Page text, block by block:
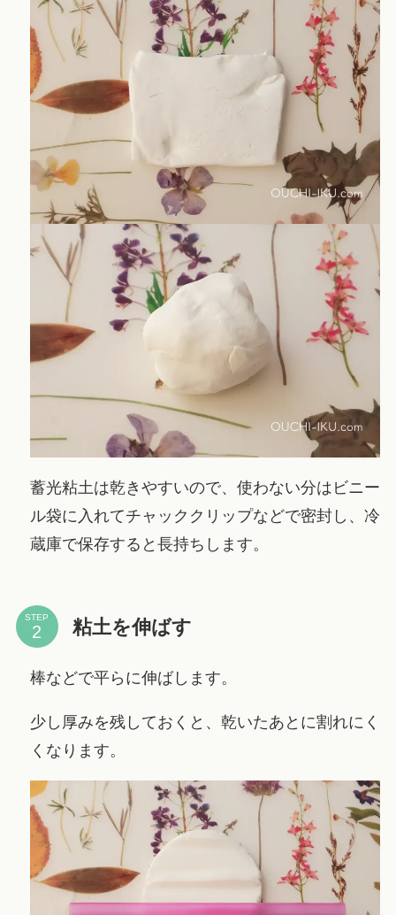
蓄光粘土は乾きやすいので、使わない分はビニー
ル袋に入れてチャッククリップなどで密封し、冷
蔵庫で保存すると長持ちします。
STEP 粘土を伸ばす
棒などで平らに伸ばします。
少し厚みを残しておくと、乾いたあとに割れにく
くなります。